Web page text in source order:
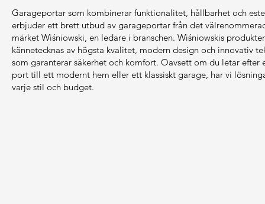
Garageportar som kombinerar funktionalitet, hållbarhet och
erbjuder ett brett utbud av garageportar från det
märket Wiśniowski, en ledare i branschen. Wiśniowskis produkter
kännetecknas av högsta kvalitet, modern design och innovativ
som garanterar säkerhet och komfort. Oavsett om du letar efter
port till ett modernt hem eller ett klassiskt garage, har vi
varje stil och budget.